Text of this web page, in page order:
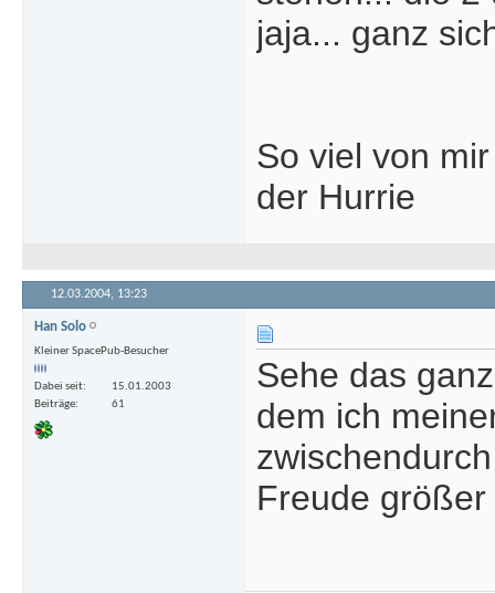
jaja... ganz
So viel von
der Hurrie
12.03.2004, 13:23
Han Solo
Kleiner SpacePub-Besucher
Dabei seit
15.01.2003
Beiträge
61
Sehe das
dem ich
Freude